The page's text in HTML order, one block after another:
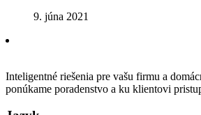
9. júna 2021
Inteligentné riešenia pre vašu firmu a
ponúkame poradenstvo a ku klientovi